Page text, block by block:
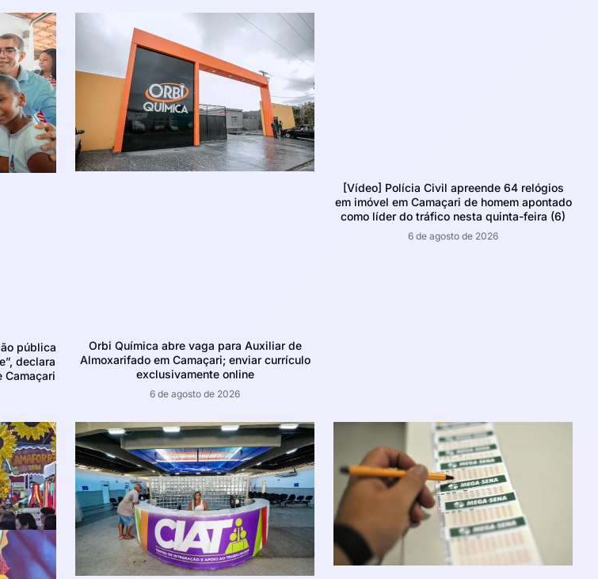
pública
declara
Camaçari
Orbi Química abre vaga para Auxiliar de
Almoxarifado em Camaçari; enviar currículo
exclusivamente online
6 de agosto de 2026
[Vídeo] Polícia Civil apreende 64 relógios
em imóvel em Camaçari de homem apontado
como líder do tráfico nesta quinta-feira (6)
6 de agosto de 2026